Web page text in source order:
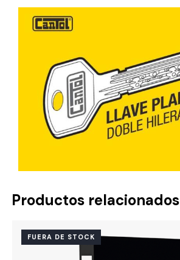
Productos relacionados
FUERA DE STOCK